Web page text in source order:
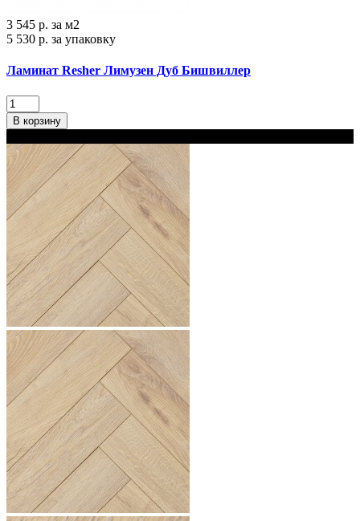
3 545 р. за м2
5 530 р. за упаковку
Ламинат Resher Лимузен Дуб Бишвиллер
В корзину